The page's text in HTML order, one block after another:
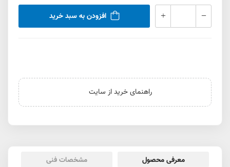
افزودن به سبد خرید
راهنمای خرید از سایت
معرفی محصول
مشخصات فنی